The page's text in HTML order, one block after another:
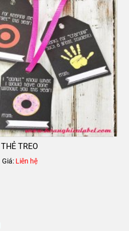
THẺ TREO
Giá: Liên hệ